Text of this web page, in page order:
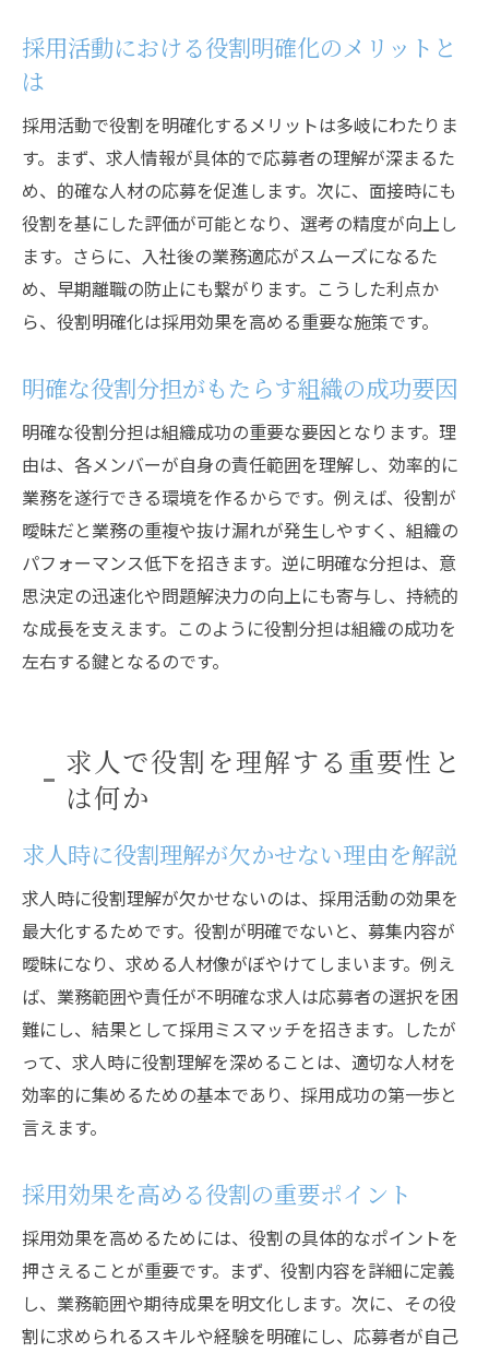
採用活動における役割明確化のメリットと
は
採用活動で役割を明確化するメリットは多岐にわたりま
す。まず、求人情報が具体的で応募者の理解が深まるた
め、的確な人材の応募を促進します。次に、面接時にも
役割を基にした評価が可能となり、選考の精度が向上し
ます。さらに、入社後の業務適応がスムーズになるた
め、早期離職の防止にも繋がります。こうした利点か
ら、役割明確化は採用効果を高める重要な施策です。
明確な役割分担がもたらす組織の成功要因
明確な役割分担は組織成功の重要な要因となります。理
由は、各メンバーが自身の責任範囲を理解し、効率的に
業務を遂行できる環境を作るからです。例えば、役割が
曖昧だと業務の重複や抜け漏れが発生しやすく、組織の
パフォーマンス低下を招きます。逆に明確な分担は、意
思決定の迅速化や問題解決力の向上にも寄与し、持続的
な成長を支えます。このように役割分担は組織の成功を
左右する鍵となるのです。
求人で役割を理解する重要性と
は何か
求人時に役割理解が欠かせない理由を解説
求人時に役割理解が欠かせないのは、採用活動の効果を
最大化するためです。役割が明確でないと、募集内容が
曖昧になり、求める人材像がぼやけてしまいます。例え
ば、業務範囲や責任が不明確な求人は応募者の選択を困
難にし、結果として採用ミスマッチを招きます。したが
って、求人時に役割理解を深めることは、適切な人材を
効率的に集めるための基本であり、採用成功の第一歩と
言えます。
採用効果を高める役割の重要ポイント
採用効果を高めるためには、役割の具体的なポイントを
押さえることが重要です。まず、役割内容を詳細に定義
し、業務範囲や期待成果を明文化します。次に、その役
割に求められるスキルや経験を明確にし、応募者が自己